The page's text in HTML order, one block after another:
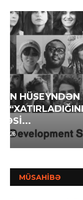
“SƏN, EY
MÜƏYYƏN
Avqust 5, 2026
MÜSAHİBƏ